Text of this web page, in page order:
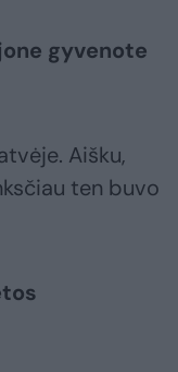
gyvenote
Aišku,
ten buvo